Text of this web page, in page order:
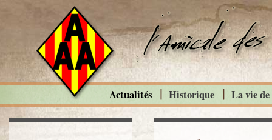
Actualités Historique La vie